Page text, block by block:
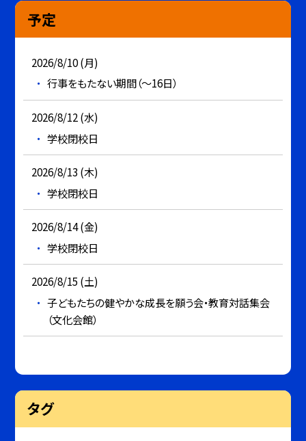
予定
2026/8/10 (月)
行事をもたない期間（～16日）
2026/8/12 (水)
学校閉校日
2026/8/13 (木)
学校閉校日
2026/8/14 (金)
学校閉校日
2026/8/15 (土)
子どもたちの健やかな成長を願う会・教育対話集会
（文化会館）
タグ